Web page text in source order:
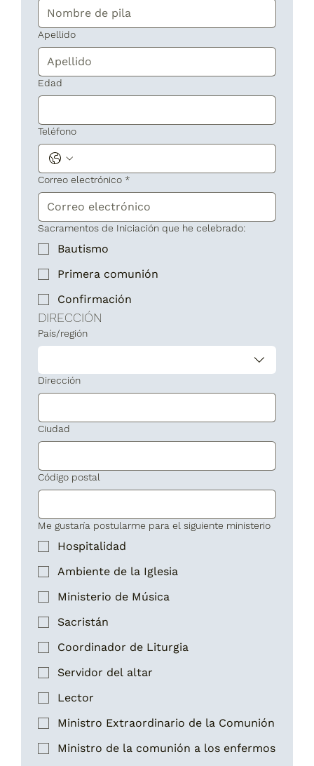
Apellido
Edad
Teléfono
Correo electrónico *
Sacramentos de Iniciación que he celebrado:
Bautismo
Primera comunión
Confirmación
DIRECCIÓN
Dirección de varias líneas
País/región
Dirección
Ciudad
Código postal
Me gustaría postularme para el siguiente ministerio
Hospitalidad
Ambiente de la Iglesia
Ministerio de Música
Sacristán
Coordinador de Liturgia
Servidor del altar
Lector
Ministro Extraordinario de la Comunión
Ministro de la comunión a los enfermos